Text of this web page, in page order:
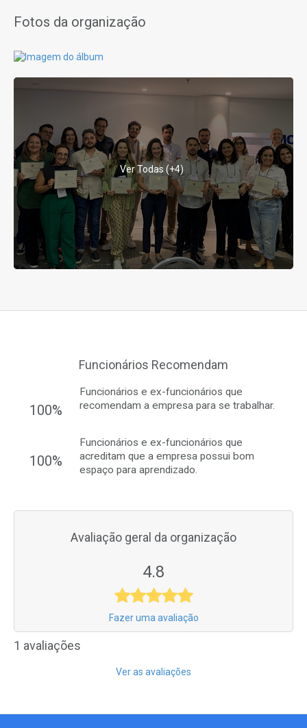
Fotos da organização
Ver Todas (+4)
Funcionários Recomendam
100%
Funcionários e ex-funcionários que
recomendam a empresa para se trabalhar.
100%
Funcionários e ex-funcionários que
acreditam que a empresa possui bom
espaço para aprendizado.
Avaliação geral da organização
4.8
Fazer uma avaliação
1 avaliações
Ver as avaliações